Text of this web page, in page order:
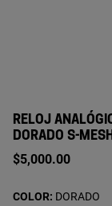
RELOJ
DORADO S-
$5,000.00
COLOR: DORADO